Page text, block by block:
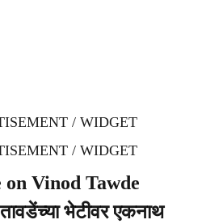
/ WIDGET
/ WIDGET
Vinod Tawde
भेटीवर एकनाथ